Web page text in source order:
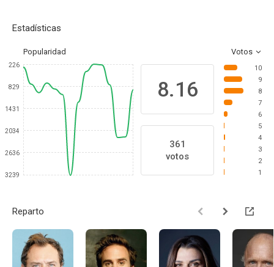
Estadísticas
Popularidad Votos
226
829
1431
2034
2636
3239
8.16
361
votos
10
9
8
7
6
5
4
3
2
1
Reparto